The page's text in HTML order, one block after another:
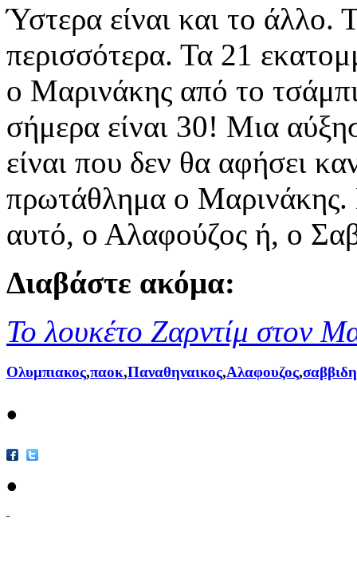
Ύστερα είναι και το άλλο.
περισσότερα. Τα 21
ο Μαρινάκης από το
σήμερα είναι 30! Μια
είναι που δεν θα αφήσει
πρωτάθλημα ο Μαρινάκης.
αυτό, ο Αλαφούζος ή, ο
Διαβάστε ακόμα:
Το λουκέτο Ζαρντίμ στον
Ολυμπιακος,παοκ,Παναθηναικος,Αλαφουζος,
•
•